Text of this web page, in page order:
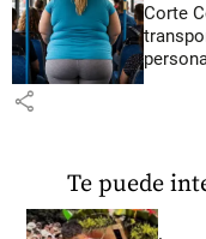
Corte
share
Te puede